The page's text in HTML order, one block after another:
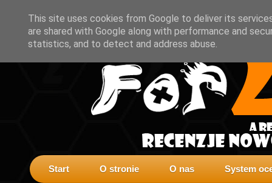
Start O stronie O nas System
This site uses cookies from Google to deliver its
are shared with Google along with performance and
statistics, and to detect and address abuse.